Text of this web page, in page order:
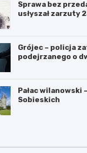
Sprawa bez
usłyszał zarzuty
Grójec – policja
podejrzanego o
Pałac
Sobieskich